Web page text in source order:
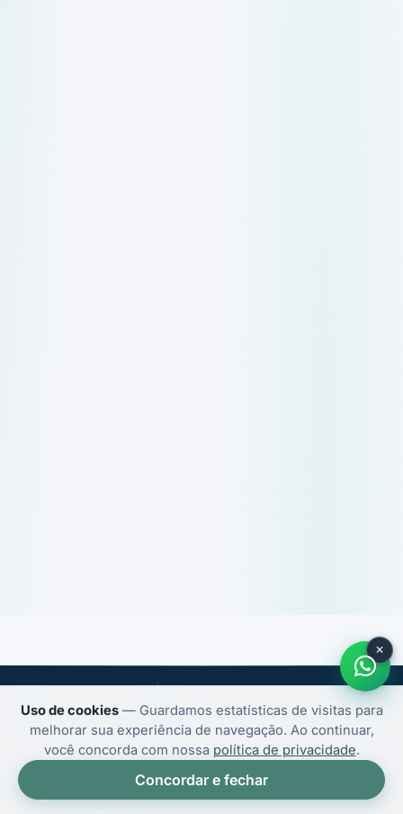
Uptime de 99,9% Suporte 24/7 em português
Uso de cookies— Guardamos estatísticas de visitas para
melhorar sua experiência de navegação. Ao continuar,
você concorda com nossa política de privacidade.
Concordar e fechar